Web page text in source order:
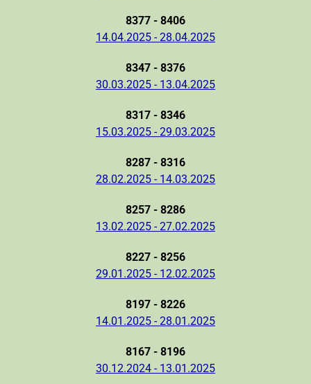
8377 - 8406
14.04.2025 - 28.04.2025
8347 - 8376
30.03.2025 - 13.04.2025
8317 - 8346
15.03.2025 - 29.03.2025
8287 - 8316
28.02.2025 - 14.03.2025
8257 - 8286
13.02.2025 - 27.02.2025
8227 - 8256
29.01.2025 - 12.02.2025
8197 - 8226
14.01.2025 - 28.01.2025
8167 - 8196
30.12.2024 - 13.01.2025